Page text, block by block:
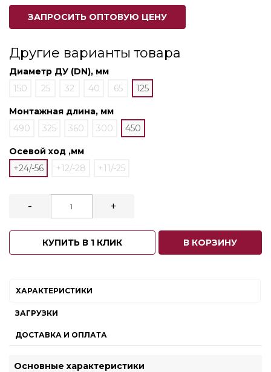
ЗАПРОСИТЬ ОПТОВУЮ ЦЕНУ
Другие варианты товара
Диаметр ДУ (DN), мм
150
25 32 40 65 125
Монтажная длина, мм
490
325 360 300 450
Осевой ход ,мм
+24/-56
+12/-28 +11/-25
- +
КУПИТЬ В 1 КЛИК В КОРЗИНУ
ХАРАКТЕРИСТИКИ
ЗАГРУЗКИ
ДОСТАВКА И ОПЛАТА
Основные характеристики